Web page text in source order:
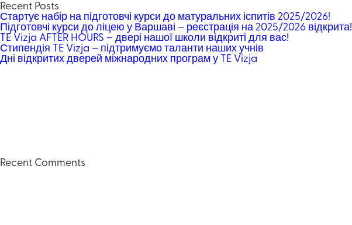
Recent Posts
Стартує набір на підготовчі курси до матуральних іспитів 2025/2026!
Підготовчі курси до ліцею у Варшаві – реєстрація на 2025/2026 відкрита!
TE Vizja AFTER HOURS – двері нашої школи відкриті для вас!
Стипендія TE Vizja – підтримуємо таланти наших учнів
Дні відкритих дверей міжнародних програм у TE Vizja
Recent Comments